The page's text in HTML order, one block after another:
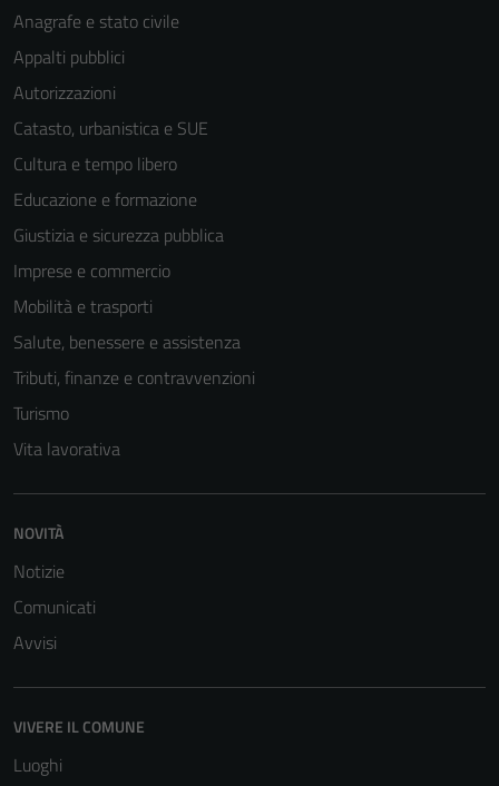
Anagrafe e stato civile
Appalti pubblici
Autorizzazioni
Catasto, urbanistica e SUE
Cultura e tempo libero
Educazione e formazione
Giustizia e sicurezza pubblica
Imprese e commercio
Mobilità e trasporti
Salute, benessere e assistenza
Tributi, finanze e contravvenzioni
Turismo
Vita lavorativa
NOVITÀ
Notizie
Comunicati
Avvisi
VIVERE IL COMUNE
Luoghi
essere